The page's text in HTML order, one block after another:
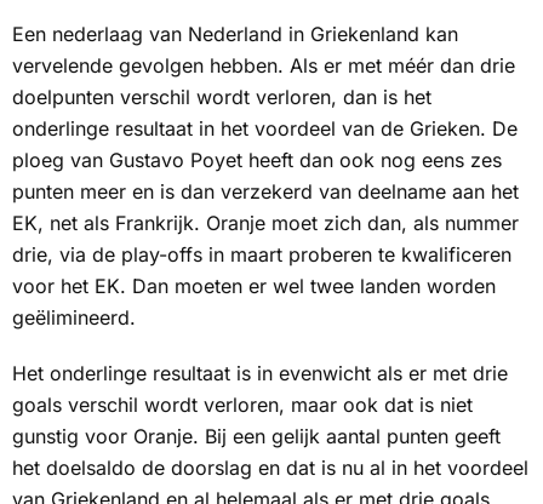
Een nederlaag van Nederland in Griekenland kan
vervelende gevolgen hebben. Als er met méér dan drie
doelpunten verschil wordt verloren, dan is het
onderlinge resultaat in het voordeel van de Grieken. De
ploeg van Gustavo Poyet heeft dan ook nog eens zes
punten meer en is dan verzekerd van deelname aan het
EK, net als Frankrijk. Oranje moet zich dan, als nummer
drie, via de play-offs in maart proberen te kwalificeren
voor het EK. Dan moeten er wel twee landen worden
geëlimineerd.
Het onderlinge resultaat is in evenwicht als er met drie
goals verschil wordt verloren, maar ook dat is niet
gunstig voor Oranje. Bij een gelijk aantal punten geeft
het doelsaldo de doorslag en dat is nu al in het voordeel
van Griekenland en al helemaal als er met drie goals